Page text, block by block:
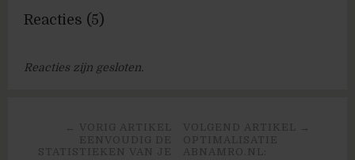
Reacties (5)
Reacties zijn gesloten.
VOLGEND ARTIKEL →
OPTIMALISATIE
ABNAMRO.NL:
← VORIG ARTIKEL
EENVOUDIG DE
STATISTIEKEN VAN JE